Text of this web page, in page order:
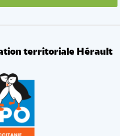
territoriale Hérault